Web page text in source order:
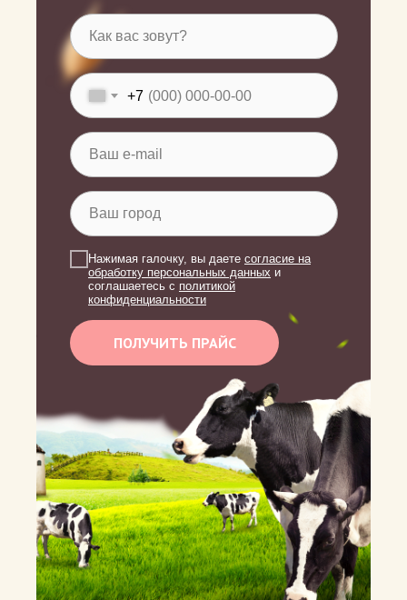
+7
Нажимая галочку, вы даете согласие на
обработку персональных данных и
соглашаетесь c политикой
конфиденциальности
ПОЛУЧИТЬ ПРАЙС